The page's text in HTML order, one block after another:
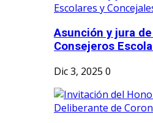
Asunción y jura
Consejeros
Dic 3, 2025 0